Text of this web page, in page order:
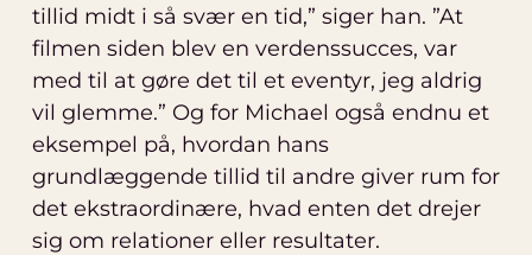
tillid midt i så svær en tid,” siger han. ”At
filmen siden blev en verdenssucces, var
med til at gøre det til et eventyr, jeg aldrig
vil glemme.” Og for Michael også endnu et
eksempel på, hvordan hans
grundlæggende tillid til andre giver rum for
det ekstraordinære, hvad enten det drejer
sig om relationer eller resultater.